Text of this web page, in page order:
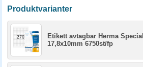
Produktvarianter
Etikett avtagbar Herma Special
17,8x10mm 6750st/fp